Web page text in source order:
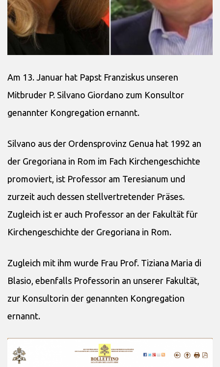
Am 13. Januar hat Papst Franziskus unseren
Mitbruder P. Silvano Giordano zum Konsultor
genannter Kongregation ernannt.
Silvano aus der Ordensprovinz Genua hat 1992 an
der Gregoriana in Rom im Fach Kirchengeschichte
promoviert, ist Professor am Teresianum und
zurzeit auch dessen stellvertretender Präses.
Zugleich ist er auch Professor an der Fakultät für
Kirchengeschichte der Gregoriana in Rom.
Zugleich mit ihm wurde Frau Prof. Tiziana Maria di
Blasio, ebenfalls Professorin an unserer Fakultät,
zur Konsultorin der genannten Kongregation
ernannt.